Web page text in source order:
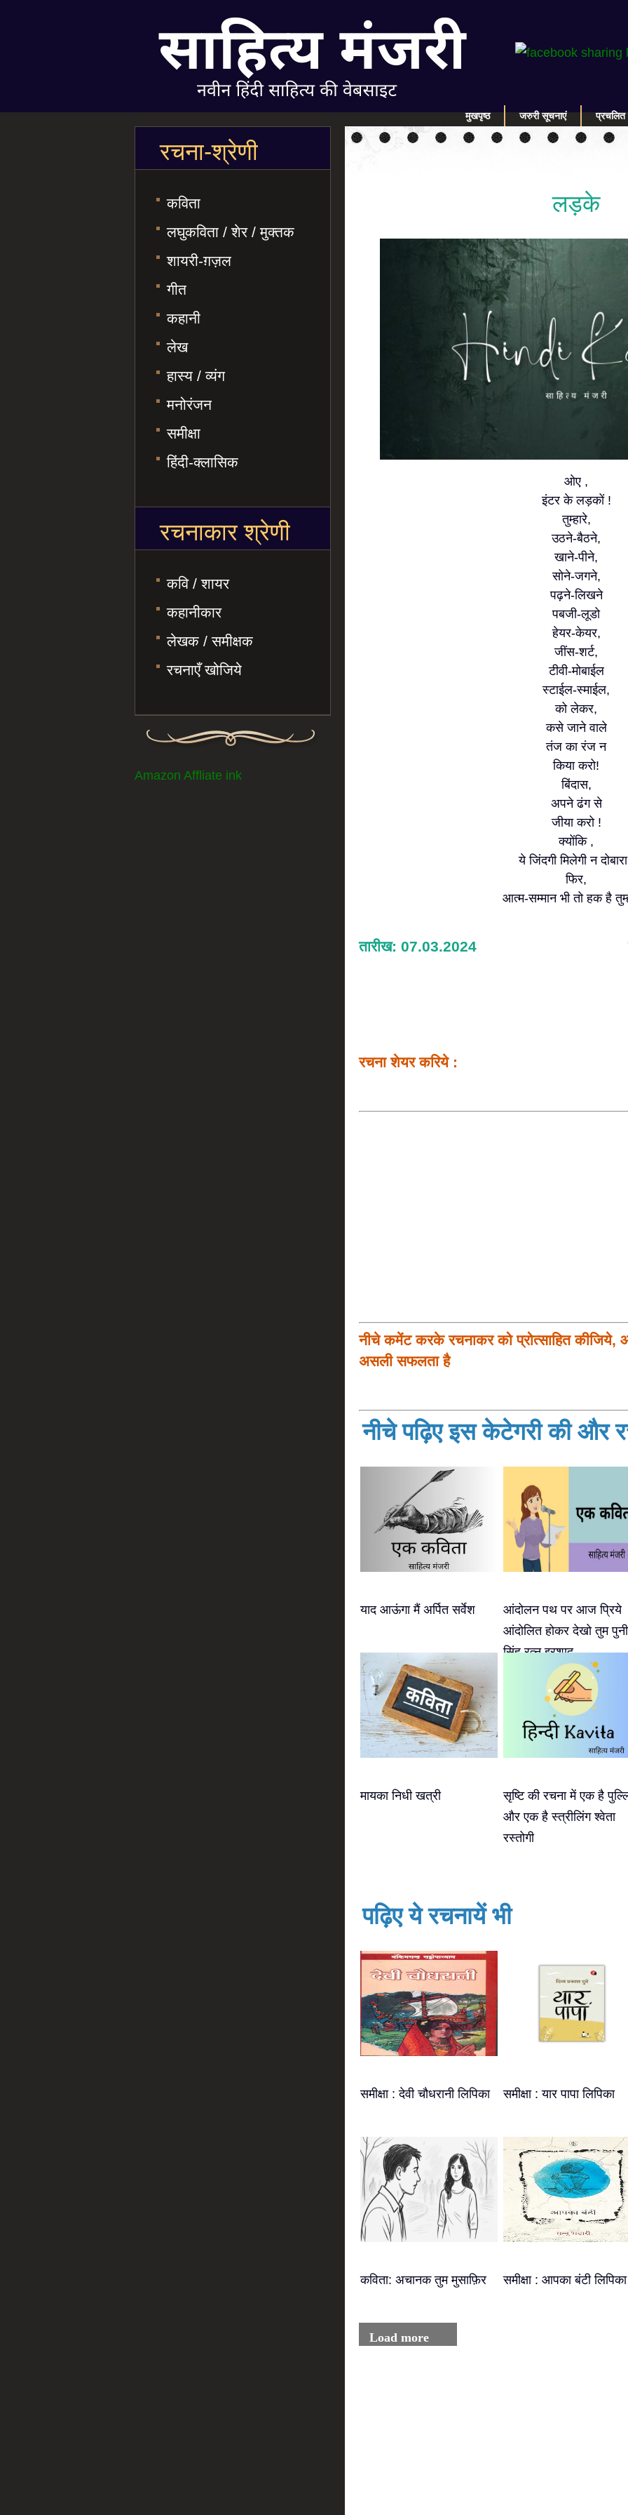
मुखपृष्ठ जरुरी सूचनाएं प्रचलित
लड़के
ओए ,
इंटर के लड़कों !
तुम्हारे,
उठने-बैठने,
खाने-पीने,
सोने-जगने,
पढ़ने-लिखने
पबजी-लूडो
हेयर-केयर,
जींस-शर्ट,
टीवी-मोबाईल
स्टाईल-स्माईल,
को लेकर,
कसे जाने वाले
तंज का रंज न
किया करो!
बिंदास,
अपने ढंग से
जीया करो !
क्योंकि ,
ये जिंदगी मिलेगी न
फिर,
आत्म-सम्मान भी तो हक है
तारीख: 07.03.2024
रचना शेयर करिये :
नीचे कमेंट करके रचनाकर को प्रोत्साहित कीजिये,
असली सफलता है
नीचे पढ़िए इस केटेगरी की और
याद आऊंगा मैं अर्पित सर्वेश
आंदोलन पथ पर आज प्रिये
आंदोलित होकर देखो तुम
सिंह रत्नु इरशाद
मायका निधी खत्री
सृष्टि की रचना में एक है
और एक है स्त्रीलिंग श्वेता
रस्तोगी
पढ़िए ये रचनायें भी
समीक्षा : देवी चौधरानी लिपिका समीक्षा : यार पापा लिपिका
कविता: अचानक तुम मुसाफ़िर समीक्षा : आपका बंटी लिपिका
Load more
रचना-श्रेणी
कविता
लघुकविता / शेर / मुक्तक
शायरी-ग़ज़ल
गीत
कहानी
लेख
हास्य / व्यंग
मनोरंजन
समीक्षा
हिंदी-क्लासिक
रचनाकार श्रेणी
कवि / शायर
कहानीकार
लेखक / समीक्षक
रचनाएँ खोजिये
Amazon Affliate ink